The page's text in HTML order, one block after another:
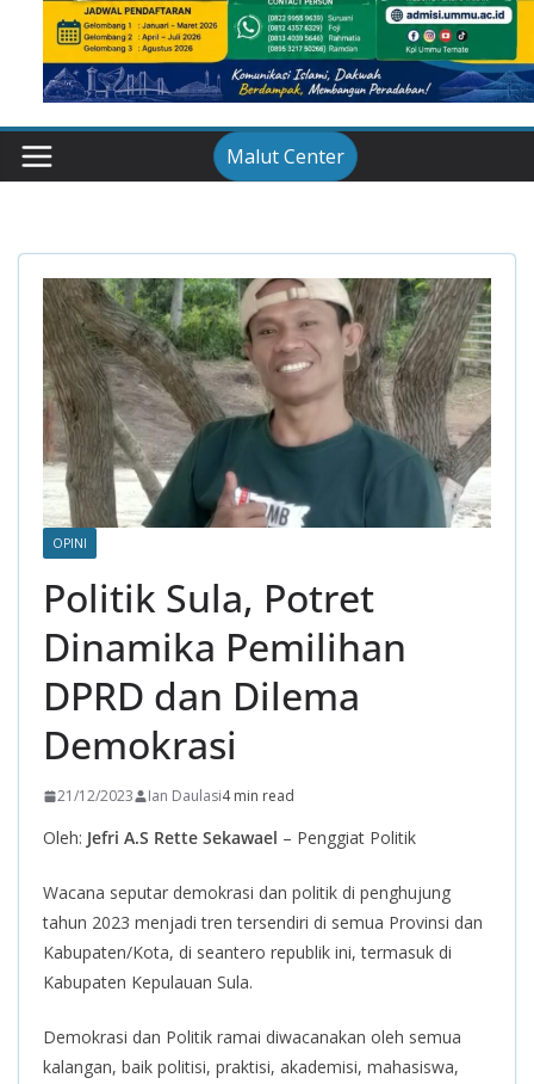
Malut Center
OPINI
Politik Sula, Potret
Dinamika Pemilihan
DPRD dan Dilema
Demokrasi
21/12/2023 Ian Daulasi4 min read
Oleh: Jefri A.S Rette Sekawael – Penggiat Politik
Wacana seputar demokrasi dan politik di penghujung
tahun 2023 menjadi tren tersendiri di semua Provinsi dan
Kabupaten/Kota, di seantero republik ini, termasuk di
Kabupaten Kepulauan Sula.
Demokrasi dan Politik ramai diwacanakan oleh semua
kalangan, baik politisi, praktisi, akademisi, mahasiswa,